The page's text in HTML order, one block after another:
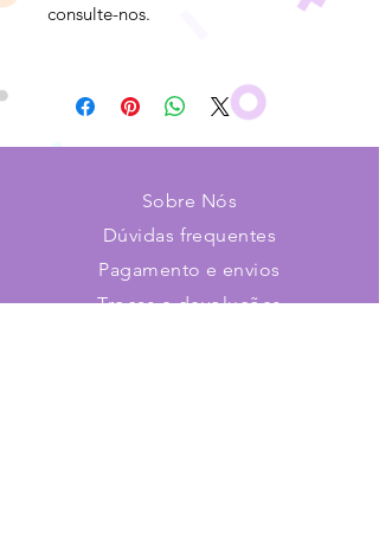
consulte-nos.
Sobre Nós
Dúvidas frequentes
Pagamento e envios
Trocas e devoluções